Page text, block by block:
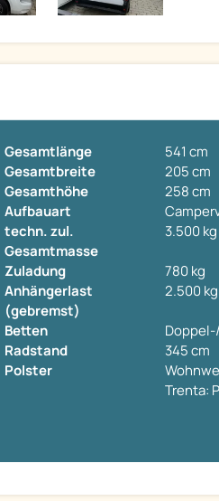
Gesamtlänge
541 cm
Gesamtbreite
205 cm
Gesamthöhe
258 cm
Aufbauart
techn. zul.
Gesamtmasse
3.500 kg
Zuladung
780 kg
Anhängerlast
(gebremst)
2.500 kg
Betten
Radstand
345 cm
Polster
Trenta: